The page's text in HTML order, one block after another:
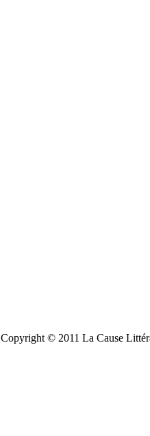
Copyright © 2011 La Cause